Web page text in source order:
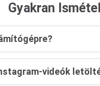
Gyakran
videók